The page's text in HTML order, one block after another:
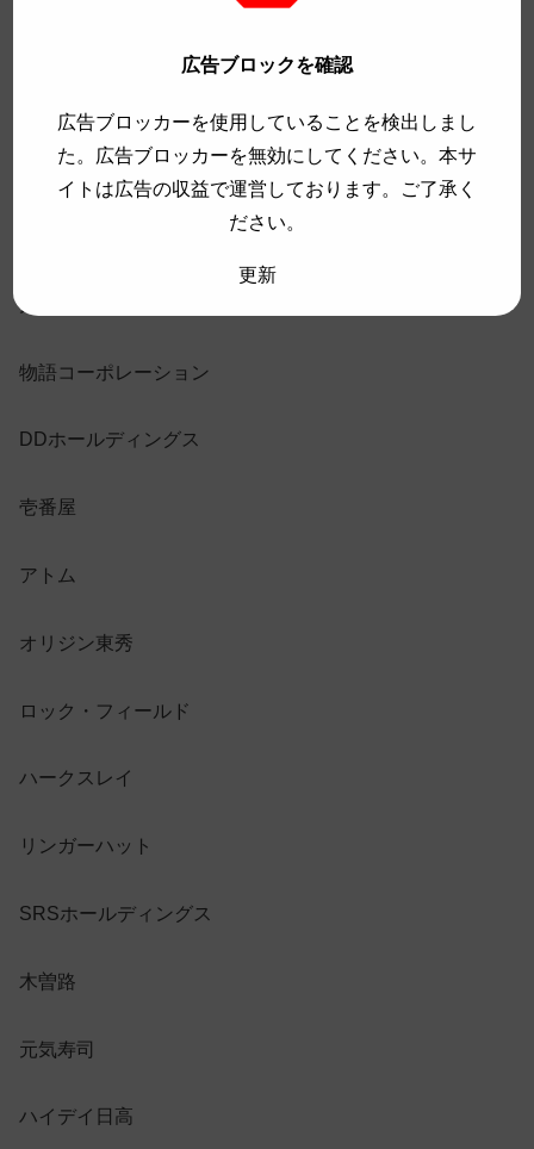
ペッパーフードサービス
大庄
物語コーポレーション
DDホールディングス
壱番屋
アトム
オリジン東秀
ロック・フィールド
ハークスレイ
リンガーハット
SRSホールディングス
木曽路
元気寿司
ハイデイ日高
広告ブロックを確認
広告ブロッカーを使用していることを検出しまし
た。広告ブロッカーを無効にしてください。本サ
イトは広告の収益で運営しております。ご了承く
ださい。
更新